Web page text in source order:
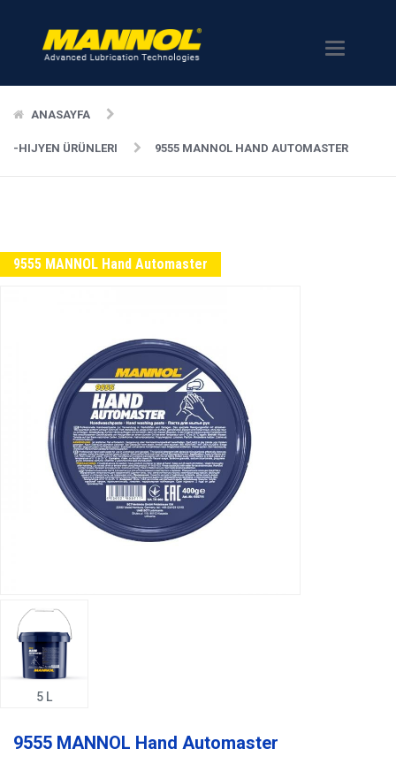
Menü
ANASAYFA
-HIJYEN ÜRÜNLERI 9555 MANNOL HAND AUTOMASTER
9555 MANNOL Hand Automaster
5 L
9555 MANNOL Hand Automaster